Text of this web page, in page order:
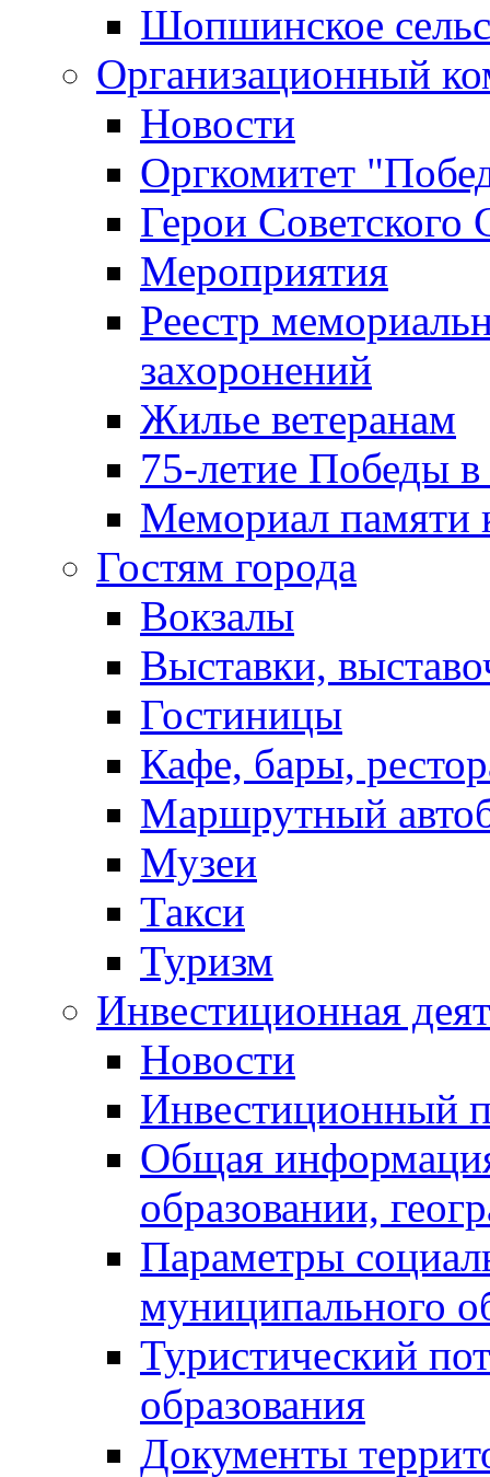
Шопшинское
Организационный
Новости
Оргкомитет
Герои Советского
Мероприятия
Реестр
захоронений
Жилье ветеранам
75-летие Победы
Мемориал памяти
Гостям города
Вокзалы
Выставки,
Гостиницы
Кафе, бары,
Маршрутный
Музеи
Такси
Туризм
Инвестиционная
Новости
Инвестиционный
Общая
образовании,
Параметры
муниципального
Туристический
образования
Документы